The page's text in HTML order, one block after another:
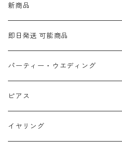
新商品
即日発送 可能商品
パーティー・ウエディング
ピアス
イヤリング